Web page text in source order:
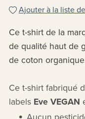
Ajouter à la liste
Ce t-shirt de la
de qualité haut de
de coton
Ce t-shirt fabriqué
labels Eve VEGAN